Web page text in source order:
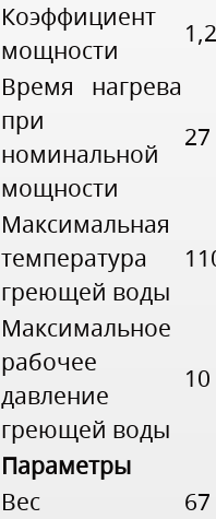
Коэффициент
мощности
1,2
Время нагрева
при
номинальной
мощности
27
Максимальная
температура
греющей воды
Максимальное
рабочее
давление
греющей воды
10
Параметры
Вес
67